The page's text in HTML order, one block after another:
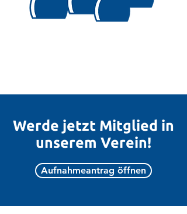
Werde jetzt Mitglied in
unserem Verein!
Aufnahmeantrag öffnen